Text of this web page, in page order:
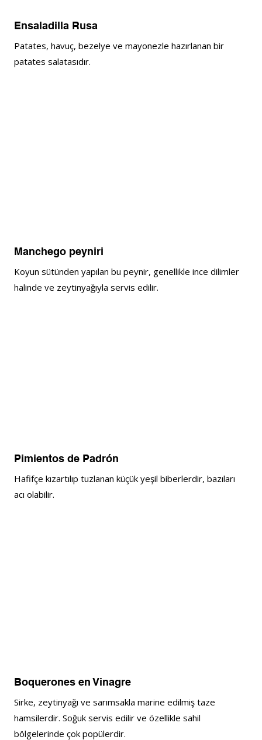
Ensaladilla Rusa
Patates, havuç, bezelye ve mayonezle hazırlanan bir
patates salatasıdır.
Manchego peyniri
Koyun sütünden yapılan bu peynir, genellikle ince dilimler
halinde ve zeytinyağıyla servis edilir.
Pimientos de Padrón
Hafifçe kızartılıp tuzlanan küçük yeşil biberlerdir, bazıları
acı olabilir.
Boquerones en Vinagre
Sirke, zeytinyağı ve sarımsakla marine edilmiş taze
hamsilerdir. Soğuk servis edilir ve özellikle sahil
bölgelerinde çok popülerdir.